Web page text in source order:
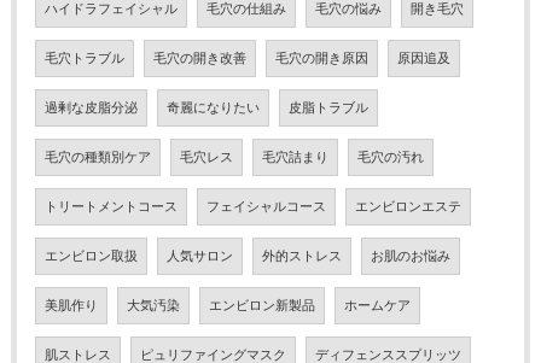
ハイドラフェイシャル 毛穴の仕組み 毛穴の悩み 開き毛穴
毛穴トラブル 毛穴の開き改善 毛穴の開き原因 原因追及
過剰な皮脂分泌 奇麗になりたい 皮脂トラブル
毛穴の種類別ケア 毛穴レス 毛穴詰まり 毛穴の汚れ
トリートメントコース フェイシャルコース エンビロンエステ
エンビロン取扱 人気サロン 外的ストレス お肌のお悩み
美肌作り 大気汚染 エンビロン新製品 ホームケア
肌ストレス ピュリファイングマスク ディフェンススプリッツ